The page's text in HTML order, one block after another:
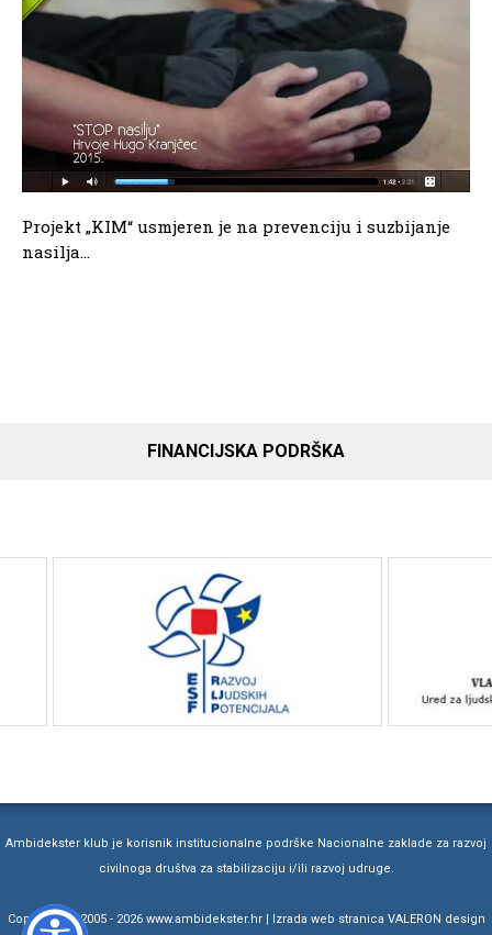
Projekt „KIM“ usmjeren je na prevenciju i suzbijanje
nasilja...
FINANCIJSKA PODRŠKA
Ambidekster klub je korisnik institucionalne podrške Nacionalne zaklade za razvoj
civilnoga društva za stabilizaciju i/ili razvoj udruge.
Copyright © 2005 - 2026 www.ambidekster.hr | Izrada web stranica VALERON design